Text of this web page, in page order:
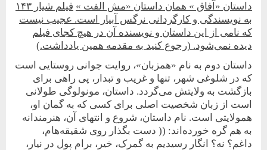
داستان «آفاق » همان داستان «مش الفت » فیلم شیار ۱۴۳
به نویسندگی و کارگردانی نرگس آبیار است. عجیب نیست
که نامی از این داستان و نویسنده آن در هیچ کجای فیلم
دیده نمی‌شود. (رجوع کنید به مقدمه همین یادداشت.)
داستان دوم به نام «همزبان»، روایت جوانی روستایی است
که در شلوغی شهر، تنها و غریب و تبدار، پی راهی برای
بازگشت به ولایتش می‌گردد. داستان، مونولوگی طولانی
است از زبان شخصیت اصلی برای کسی که به گمان او،
همولایتی است. نام داستان، شروع و انتهای آن، هنرمندانه
به هم گره خورده‌‌اند: (( دست بگذار روی شقیقه‌هام،
داغم؟ نه؟ انگار رسیدیم به گمرک، خیر، برام پول در نیار،